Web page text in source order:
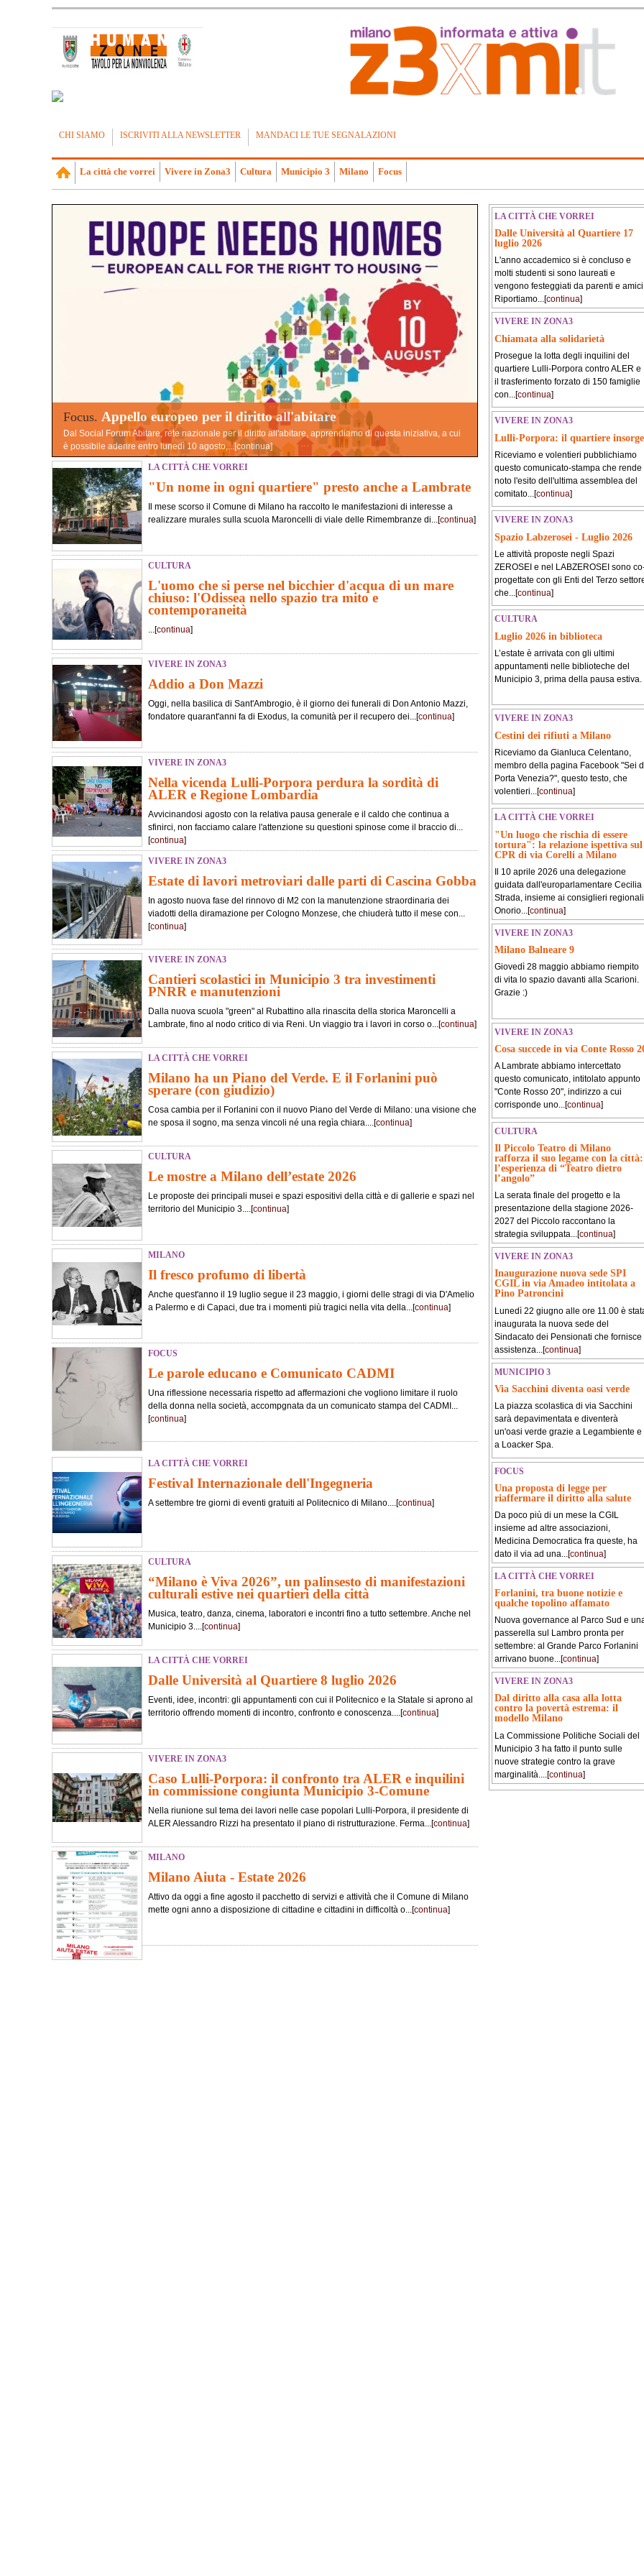
CHI SIAMO ISCRIVITI ALLA NEWSLETTER MANDACI LE TUE SEGNALAZIONI
La città che vorrei Vivere in Zona3 Cultura Municipio 3 Milano Focus
Focus. Appello europeo per il diritto all'abitare
Dal Social Forum Abitare, rete nazionale per il diritto all'abitare, apprendiamo di questa iniziativa, a cui
è possibile aderire entro lunedì 10 agosto,...[continua]
LA CITTÀ CHE VORREI
"Un nome in ogni quartiere" presto anche a Lambrate
Il mese scorso il Comune di Milano ha raccolto le manifestazioni di interesse a
realizzare murales sulla scuola Maroncelli di viale delle Rimembranze di...[continua]
CULTURA
L'uomo che si perse nel bicchier d'acqua di un mare
chiuso: l'Odissea nello spazio tra mito e
contemporaneità
...[continua]
VIVERE IN ZONA3
Addio a Don Mazzi
Oggi, nella basilica di Sant'Ambrogio, è il giorno dei funerali di Don Antonio Mazzi,
fondatore quarant'anni fa di Exodus, la comunità per il recupero dei...[continua]
VIVERE IN ZONA3
Nella vicenda Lulli-Porpora perdura la sordità di
ALER e Regione Lombardia
Avvicinandosi agosto con la relativa pausa generale e il caldo che continua a
sfinirci, non facciamo calare l'attenzione su questioni spinose come il braccio di...
[continua]
VIVERE IN ZONA3
Estate di lavori metroviari dalle parti di Cascina Gobba
In agosto nuova fase del rinnovo di M2 con la manutenzione straordinaria dei
viadotti della diramazione per Cologno Monzese, che chiuderà tutto il mese con...
[continua]
VIVERE IN ZONA3
Cantieri scolastici in Municipio 3 tra investimenti
PNRR e manutenzioni
Dalla nuova scuola "green" al Rubattino alla rinascita della storica Maroncelli a
Lambrate, fino al nodo critico di via Reni. Un viaggio tra i lavori in corso o...[continua]
LA CITTÀ CHE VORREI
Milano ha un Piano del Verde. E il Forlanini può
sperare (con giudizio)
Cosa cambia per il Forlanini con il nuovo Piano del Verde di Milano: una visione che
ne sposa il sogno, ma senza vincoli né una regìa chiara....[continua]
CULTURA
Le mostre a Milano dell’estate 2026
Le proposte dei principali musei e spazi espositivi della città e di gallerie e spazi nel
territorio del Municipio 3....[continua]
MILANO
Il fresco profumo di libertà
Anche quest'anno il 19 luglio segue il 23 maggio, i giorni delle stragi di via D'Amelio
a Palermo e di Capaci, due tra i momenti più tragici nella vita della...[continua]
FOCUS
Le parole educano e Comunicato CADMI
Una riflessione necessaria rispetto ad affermazioni che vogliono limitare il ruolo
della donna nella società, accompgnata da un comunicato stampa del CADMI...
[continua]
LA CITTÀ CHE VORREI
Festival Internazionale dell'Ingegneria
A settembre tre giorni di eventi gratuiti al Politecnico di Milano....[continua]
CULTURA
“Milano è Viva 2026”, un palinsesto di manifestazioni
culturali estive nei quartieri della città
Musica, teatro, danza, cinema, laboratori e incontri fino a tutto settembre. Anche nel
Municipio 3....[continua]
LA CITTÀ CHE VORREI
Dalle Università al Quartiere 8 luglio 2026
Eventi, idee, incontri: gli appuntamenti con cui il Politecnico e la Statale si aprono al
territorio offrendo momenti di incontro, confronto e conoscenza....[continua]
VIVERE IN ZONA3
Caso Lulli-Porpora: il confronto tra ALER e inquilini
in commissione congiunta Municipio 3-Comune
Nella riunione sul tema dei lavori nelle case popolari Lulli-Porpora, il presidente di
ALER Alessandro Rizzi ha presentato il piano di ristrutturazione. Ferma...[continua]
MILANO
Milano Aiuta - Estate 2026
Attivo da oggi a fine agosto il pacchetto di servizi e attività che il Comune di Milano
mette ogni anno a disposizione di cittadine e cittadini in difficoltà o...[continua]
LA CITTÀ CHE VORREI
Dalle Università al Quartiere 17
luglio 2026
L'anno accademico si è concluso e
molti studenti si sono laureati e
vengono festeggiati da parenti e
Riportiamo...[continua]
VIVERE IN ZONA3
Chiamata alla solidarietà
Prosegue la lotta degli inquilini del
quartiere Lulli-Porpora contro ALER e
il trasferimento forzato di 150 famiglie
con...[continua]
VIVERE IN ZONA3
Lulli-Porpora: il quartiere insorge
Riceviamo e volentieri pubblichiamo
questo comunicato-stampa che rende
noto l'esito dell'ultima assemblea del
comitato...[continua]
VIVERE IN ZONA3
Spazio Labzerosei - Luglio 2026
Le attività proposte negli Spazi
ZEROSEI e nel LABZEROSEI sono
progettate con gli Enti del Terzo
che...[continua]
CULTURA
Luglio 2026 in biblioteca
L’estate è arrivata con gli ultimi
appuntamenti nelle biblioteche del
Municipio 3, prima della pausa estiva.
VIVERE IN ZONA3
Cestini dei rifiuti a Milano
Riceviamo da Gianluca Celentano,
membro della pagina Facebook "Sei
Porta Venezia?", questo testo, che
volentieri...[continua]
LA CITTÀ CHE VORREI
"Un luogo che rischia di essere
tortura": la relazione ispettiva sul
CPR di via Corelli a Milano
Il 10 aprile 2026 una delegazione
guidata dall'europarlamentare Cecilia
Strada, insieme ai consiglieri regionali
Onorio...[continua]
VIVERE IN ZONA3
Milano Balneare 9
Giovedì 28 maggio abbiamo riempito
di vita lo spazio davanti alla Scarioni.
Grazie :)
VIVERE IN ZONA3
Cosa succede in via Conte Rosso
A Lambrate abbiamo intercettato
questo comunicato, intitolato appunto
"Conte Rosso 20", indirizzo a cui
corrisponde uno...[continua]
CULTURA
Il Piccolo Teatro di Milano
rafforza il suo legame con la città:
l’esperienza di “Teatro dietro
l’angolo”
La serata finale del progetto e la
presentazione della stagione 2026-
2027 del Piccolo raccontano la
strategia sviluppata...[continua]
VIVERE IN ZONA3
Inaugurazione nuova sede SPI
CGIL in via Amadeo intitolata a
Pino Patroncini
Lunedì 22 giugno alle ore 11.00 è
inaugurata la nuova sede del
Sindacato dei Pensionati che fornisce
assistenza...[continua]
MUNICIPIO 3
Via Sacchini diventa oasi verde
La piazza scolastica di via Sacchini
sarà depavimentata e diventerà
un'oasi verde grazie a Legambiente e
a Loacker Spa.
FOCUS
Una proposta di legge per
riaffermare il diritto alla salute
Da poco più di un mese la CGIL
insieme ad altre associazioni,
Medicina Democratica fra queste, ha
dato il via ad una...[continua]
LA CITTÀ CHE VORREI
Forlanini, tra buone notizie e
qualche topolino affamato
Nuova governance al Parco Sud e
passerella sul Lambro pronta per
settembre: al Grande Parco Forlanini
arrivano buone...[continua]
VIVERE IN ZONA3
Dal diritto alla casa alla lotta
contro la povertà estrema: il
modello Milano
La Commissione Politiche Sociali del
Municipio 3 ha fatto il punto sulle
nuove strategie contro la grave
marginalità....[continua]